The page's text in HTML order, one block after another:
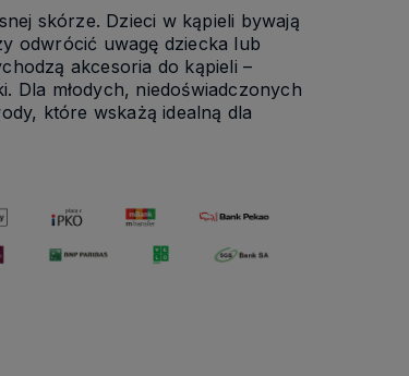
skórze. Dzieci w kąpieli bywają
odwrócić uwagę dziecka lub
akcesoria do kąpieli –
Dla młodych, niedoświadczonych
które wskażą idealną dla